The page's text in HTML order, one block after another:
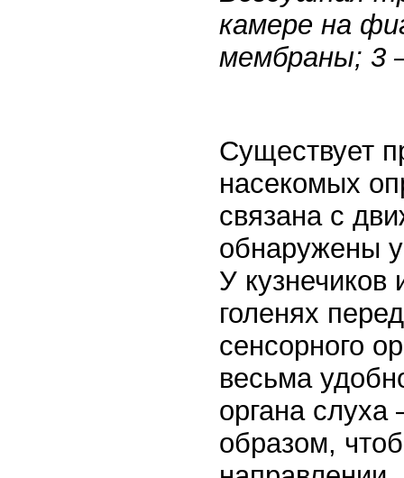
камере на
мембраны; 3
Существует
насекомых
связана с
обнаружены
У кузнечиков
голенях
сенсорного
весьма
органа
образом,